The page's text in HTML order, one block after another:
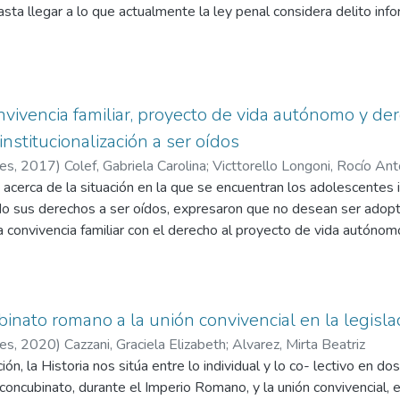
llegar a lo que actualmente la ley penal considera delito
La primera de ellas inicia con la Ley Cornelia de falsis, que
material del delito.
el tema de los delitos informáticos,
la pandemia del Covid-19, obligando a todas las personas del
de manejar los medios informáticos disponibles para
clases a través de Internet, lo que posibilitó la concreción de
En el Código Penal argentino examinaremos las
referidos a la falsificación del documento electrónico,
en nuestro territorio. Asimismo, consideraremos qué
por el empleo de las tecnologías de la información y la
familiar, proyecto de vida autónomo y
a ser oídos
, 2017) Colef, Gabriela Carolina; Victtorello Longoni, Rocío
de la situación en la que se encuentran los adolescentes
sus derechos a ser oídos, expresaron que no desean ser
familiar con el derecho al proyecto de vida
el consentimiento expreso del pretenso adoptado mayor de
del Chaco surge que no existen personas inscritas para
a encontrar una solución legal. En tal sentido,
en la elaboración de su proyecto de vida y planificación de su
legal al respecto. Por ello, nuestra propuesta es que se
romano a la unión convivencial en la
, 2020) Cazzani, Graciela Elizabeth; Alvarez, Mirta Beatriz
la Historia nos sitúa entre lo individual y lo co- lectivo en
durante el Imperio Romano, y la unión convivencial,